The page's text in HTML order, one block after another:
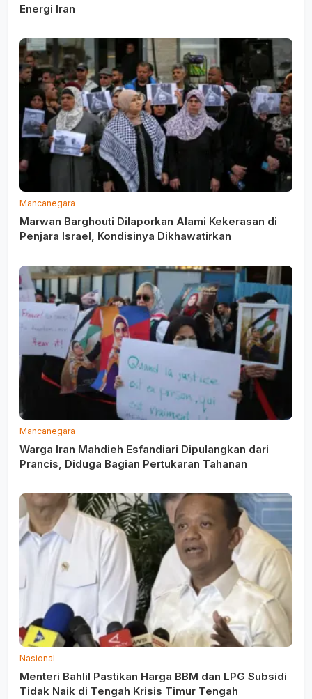
Energi Iran
Mancanegara
Marwan Barghouti Dilaporkan Alami Kekerasan di
Penjara Israel, Kondisinya Dikhawatirkan
Mancanegara
Warga Iran Mahdieh Esfandiari Dipulangkan dari
Prancis, Diduga Bagian Pertukaran Tahanan
Nasional
Menteri Bahlil Pastikan Harga BBM dan LPG Subsidi
Tidak Naik di Tengah Krisis Timur Tengah